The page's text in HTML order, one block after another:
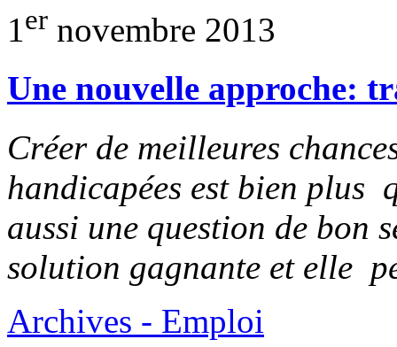
1er novembre 2013
Une nouvelle approche:
Créer de meilleures
handicapées est bien plus
aussi une question de bon
solution gagnante et elle
Archives - Emploi